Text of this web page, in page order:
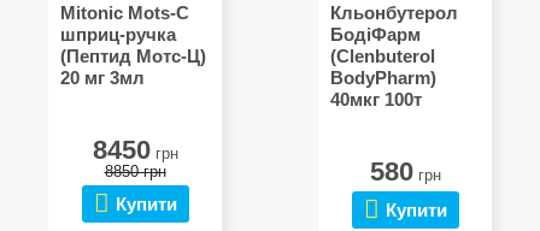
Mitonic Mots-C
шприц-ручка
(Пептид Мотс-Ц)
20 мг 3мл
8450грн
8850 грн
Купити
Кльонбутерол
БодіФарм
(Clenbuterol
BodyPharm)
40мкг 100т
580грн
Купити